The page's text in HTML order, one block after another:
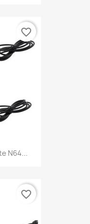
N64...
favorite_border
favorite_border